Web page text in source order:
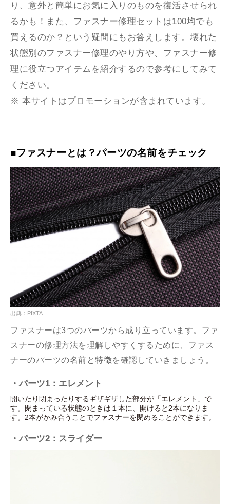
り、意外と簡単にお気に入りのものを復活させられ
るかも！また、ファスナー修理セットは100均でも
買えるのか？という疑問にもお答えします。壊れた
状態別のファスナー修理のやり方や、ファスナー修
理に役立つアイテムを紹介するので参考にしてみて
ください。
※ 本サイトはプロモーションが含まれています。
■ファスナーとは？パーツの名前をチェック
出典：PIXTA
ファスナーは3つのパーツから成り立っています。ファ
スナーの修理方法を理解しやすくするために、ファス
ナーのパーツの名前と特徴を確認していきましょう。
・パーツ1：エレメント
開いたり閉まったりするギザギザした部分が「エレメント」で
す。閉まっている状態のときは１本に、開けると2本になりま
す。2本がかみ合うことでファスナーを閉めることができます。
・パーツ2：スライダー